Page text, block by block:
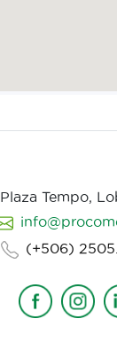
Plaza Tempo,
(+506)